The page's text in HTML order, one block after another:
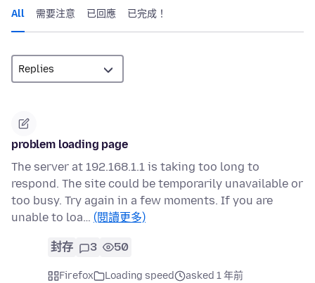
All 需要注意 已回應 已完成！
problem loading page
The server at 192.168.1.1 is taking too long to
respond. The site could be temporarily unavailable or
too busy. Try again in a few moments. If you are
unable to loa… (閱讀更多)
封存 3 50
Firefox Loading speed
asked 1 年前